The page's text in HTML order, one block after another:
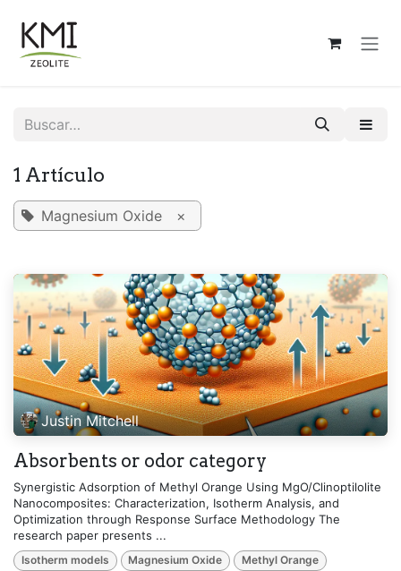
1 Artículo
Magnesium Oxide ×
Justin Mitchell
Absorbents or odor category
Synergistic Adsorption of Methyl Orange Using MgO/Clinoptilolite
Nanocomposites: Characterization, Isotherm Analysis, and
Optimization through Response Surface Methodology The
research paper presents ...
Isotherm models Magnesium Oxide Methyl Orange